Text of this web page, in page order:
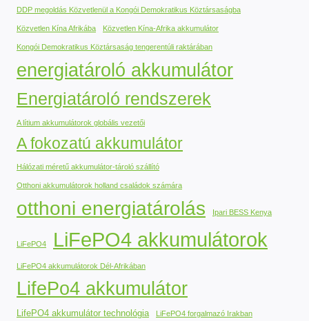
DDP megoldás Közvetlenül a Kongói Demokratikus Köztársaságba
Közvetlen Kína Afrikába Közvetlen Kína-Afrika akkumulátor
Kongói Demokratikus Köztársaság tengerentúli raktárában
energiatároló akkumulátor
Energiatároló rendszerek
A lítium akkumulátorok globális vezetői
A fokozatú akkumulátor
Hálózati méretű akkumulátor-tároló szállító
Otthoni akkumulátorok holland családok számára
otthoni energiatárolás Ipari BESS Kenya
LiFePO4 LiFePO4 akkumulátorok
LiFePO4 akkumulátorok Dél-Afrikában
LifePo4 akkumulátor
LifePO4 akkumulátor technológia LiFePO4 forgalmazó Irakban